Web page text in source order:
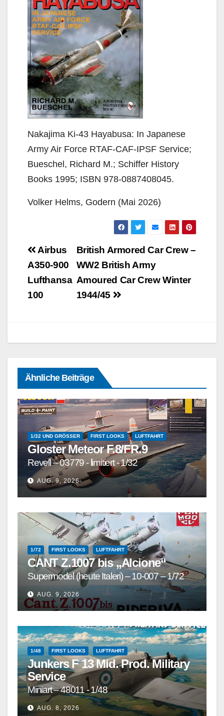
Nakajima Ki-43 Hayabusa: In Japanese
Army Air Force RTAF-CAF-IPSF Service;
Bueschel, Richard M.; Schiffer History
Books 1995; ISBN 978-0887408045.
Volker Helms, Godern (Mai 2026)
Beitragsnavigation
British Armored Car Crew –
WW2 British Army
Amoured Car Crew Winter
1944/45
Airbus
A350-900
Lufthansa
100
Ähnliche Beiträge
1/32 UND GRÖSSER FIRST LOOKS LUFTFAHRT
Gloster Meteor F.8/FR.9
Revell – 03779 - limitiert - 1/32
AUG. 9, 2026
1/72 FIRST LOOKS LUFTFAHRT
CANT Z.1007 bis „Alcione“
Supermodel (heute Italeri) – 10-007 – 1/72
AUG. 9, 2026
1/48 FIRST LOOKS LUFTFAHRT
Junkers F 13 Mid. Prod. Military
Service
Miniart – 48011 - 1/48
AUG. 8, 2026